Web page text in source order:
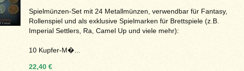
Spielmünzen-Set mit 24 Metallmünzen, verwendbar für Fantasy,
Rollenspiel und als exklusive Spielmarken für Brettspiele (z.B.
Imperial Settlers, Ra, Camel Up und viele mehr):
10 Kupfer-M�...
22,40 €